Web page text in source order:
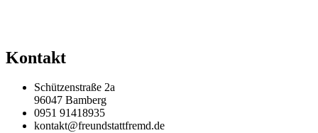
Kontakt
Schützenstraße 2a
96047 Bamberg
0951 91418935
kontakt@freundstattfremd.de